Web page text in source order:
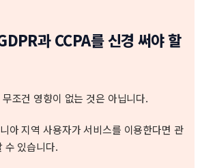
과 CCPA를 신경 써야 할
조건 영향이 없는 것은 아닙니다.
아 지역 사용자가 서비스를 이용한다면 관
수 있습니다.